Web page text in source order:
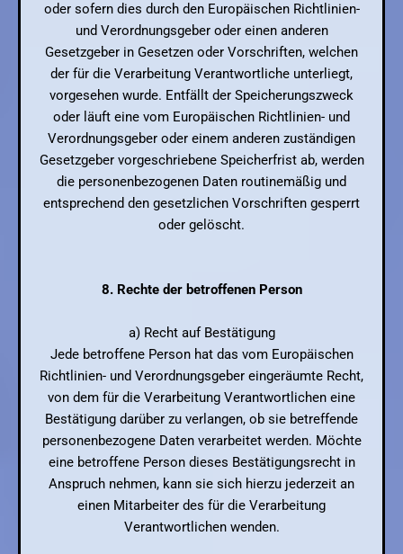
oder sofern dies durch den Europäischen Richtlinien-
und Verordnungsgeber oder einen anderen
Gesetzgeber in Gesetzen oder Vorschriften, welchen
der für die Verarbeitung Verantwortliche unterliegt,
vorgesehen wurde. Entfällt der Speicherungszweck
oder läuft eine vom Europäischen Richtlinien- und
Verordnungsgeber oder einem anderen zuständigen
Gesetzgeber vorgeschriebene Speicherfrist ab, werden
die personenbezogenen Daten routinemäßig und
entsprechend den gesetzlichen Vorschriften gesperrt
oder gelöscht.
8. Rechte der betroffenen Person
a) Recht auf Bestätigung
Jede betroffene Person hat das vom Europäischen
Richtlinien- und Verordnungsgeber eingeräumte Recht,
von dem für die Verarbeitung Verantwortlichen eine
Bestätigung darüber zu verlangen, ob sie betreffende
personenbezogene Daten verarbeitet werden. Möchte
eine betroffene Person dieses Bestätigungsrecht in
Anspruch nehmen, kann sie sich hierzu jederzeit an
einen Mitarbeiter des für die Verarbeitung
Verantwortlichen wenden.